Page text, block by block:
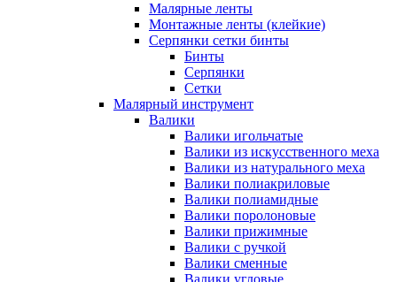
Малярные ленты
Монтажные ленты (клейкие)
Серпянки сетки бинты
Бинты
Серпянки
Сетки
Малярный инструмент
Валики
Валики игольчатые
Валики из искусственного меха
Валики из натурального меха
Валики полиакриловые
Валики полиамидные
Валики поролоновые
Валики прижимные
Валики с ручкой
Валики сменные
Валики угловые